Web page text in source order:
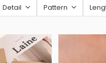
Detail Pattern